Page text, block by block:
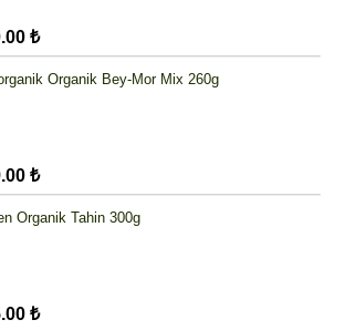
₺
Organik Bey-Mor Mix 260g
₺
Organik Tahin 300g
₺